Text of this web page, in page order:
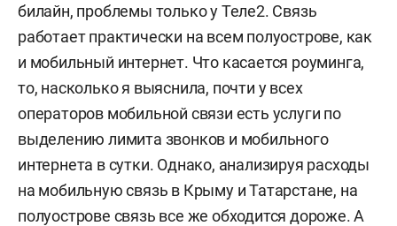
билайн, проблемы только у Теле2. Связь
работает практически на всем полуострове, как
и мобильный интернет. Что касается роуминга,
то, насколько я выяснила, почти у всех
операторов мобильной связи есть услуги по
выделению лимита звонков и мобильного
интернета в сутки. Однако, анализируя расходы
на мобильную связь в Крыму и Татарстане, на
полуострове связь все же обходится дороже. А